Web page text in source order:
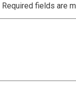
Required fields are